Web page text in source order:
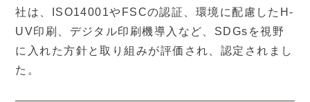
社は、ISO14001やFSCの認証、環境に配慮したH-
UV印刷、デジタル印刷機導入など、SDGsを視野
に入れた方針と取り組みが評価され、認定されまし
た。